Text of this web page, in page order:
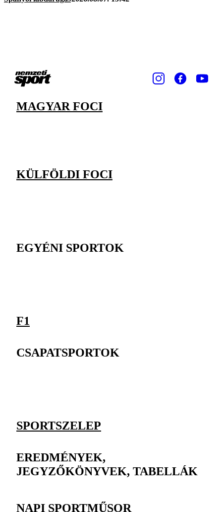
MAGYAR FOCI
KÜLFÖLDI FOCI
EGYÉNI SPORTOK
F1
CSAPATSPORTOK
SPORTSZELEP
EREDMÉNYEK,
JEGYZŐKÖNYVEK, TABELLÁK
NAPI SPORTMŰSOR